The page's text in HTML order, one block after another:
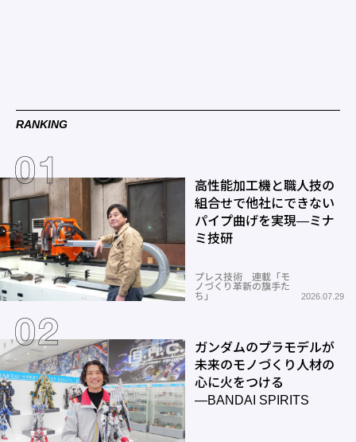
RANKING
高性能加工機と職人技の
組合せで他社にできない
パイプ曲げを実現―ミナ
ミ技研
プレス技術 連載「モ
ノづくり革新の旗手た
ち」
2026.07.29
ガンダムのプラモデルが
未来のモノづくり人材の
心に火をつける
―BANDAI SPIRITS